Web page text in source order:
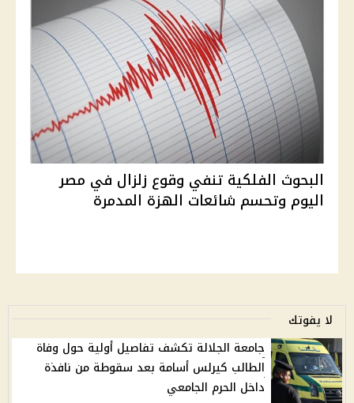
البحوث الفلكية تنفي وقوع زلزال في مصر
اليوم وتحسم شائعات الهزة المدمرة
لا يفوتك
جامعة الجلالة تكشف تفاصيل أولية حول وفاة
الطالب كيرلس أسامة بعد سقوطة من نافذة
داخل الحرم الجامعي